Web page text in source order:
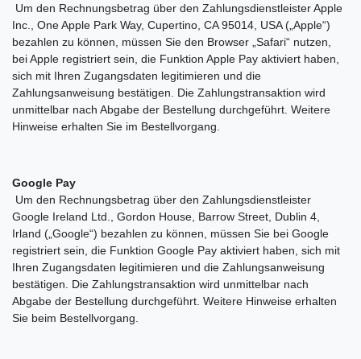
Um den Rechnungsbetrag über den Zahlungsdienstleister Apple
Inc., One Apple Park Way, Cupertino, CA 95014, USA („Apple“)
bezahlen zu können, müssen Sie den Browser „Safari“ nutzen,
bei Apple registriert sein, die Funktion Apple Pay aktiviert haben,
sich mit Ihren Zugangsdaten legitimieren und die
Zahlungsanweisung bestätigen. Die Zahlungstransaktion wird
unmittelbar nach Abgabe der Bestellung durchgeführt. Weitere
Hinweise erhalten Sie im Bestellvorgang.
Google Pay
Um den Rechnungsbetrag über den Zahlungsdienstleister
Google Ireland Ltd., Gordon House, Barrow Street, Dublin 4,
Irland („Google“) bezahlen zu können, müssen Sie bei Google
registriert sein, die Funktion Google Pay aktiviert haben, sich mit
Ihren Zugangsdaten legitimieren und die Zahlungsanweisung
bestätigen. Die Zahlungstransaktion wird unmittelbar nach
Abgabe der Bestellung durchgeführt. Weitere Hinweise erhalten
Sie beim Bestellvorgang.